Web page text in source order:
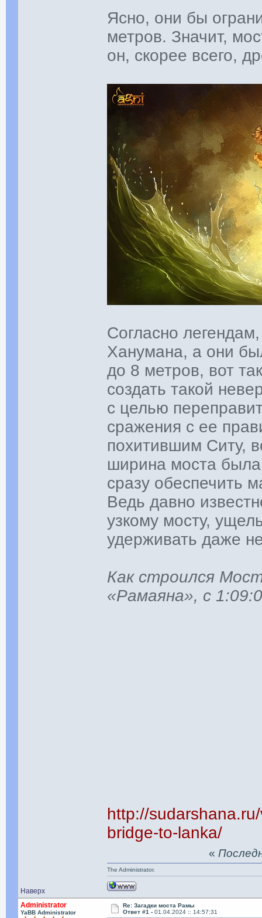
Ясно, они бы
метров. Значит,
он, скорее всего,
Согласно
Ханумана, а они
до 8 метров, вот
создать такой
с целью
сражения с ее
похитившим Ситу,
ширина моста
сразу обеспечить
Ведь давно
узкому мосту,
удерживать даже
Как строился
«Рамаяна», с
http://
bridge-to-lanka/
Наверх
«
The Administrator.
Administrator
YaBB Administrator
Re: Загадки моста Рамы
Ответ #1 -01.04.2024 :: 14:57:31